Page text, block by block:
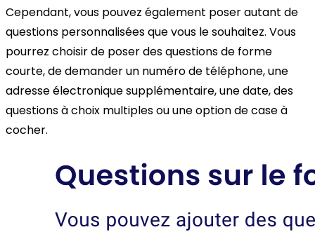
Cependant, vous pouvez également poser autant de
questions personnalisées que vous le souhaitez. Vous
pourrez choisir de poser des questions de forme
courte, de demander un numéro de téléphone, une
adresse électronique supplémentaire, une date, des
questions à choix multiples ou une option de case à
cocher.